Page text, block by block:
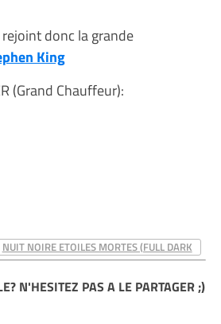
donc la grande
King
(Grand Chauffeur):
NUIT NOIRE ETOILES MORTES (FULL DARK
N'HESITEZ PAS A LE PARTAGER ;)